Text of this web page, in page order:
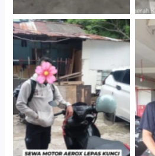
Cabang Jakarta Barat